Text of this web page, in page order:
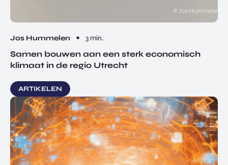
Jos Hummelen 3 min.
Samen bouwen aan een sterk economisch
klimaat in de regio Utrecht
ARTIKELEN